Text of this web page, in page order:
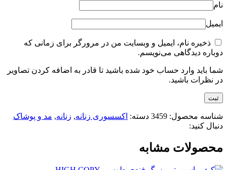
نام
ایمیل
ذخیره نام، ایمیل و وبسایت من در مرورگر برای زمانی که
دوباره دیدگاهی می‌نویسم.
شما باید وارد حساب خود شده باشید تا قادر به اضافه کردن تصاویر
در نظرات باشید.
شناسه محصول: 3459 دسته: اکسسوری زنانه, زنانه, مد و پوشاک
دنبال کنید:
محصولات مشابه